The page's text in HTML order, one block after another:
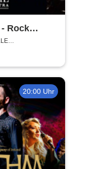
Rock
20:00 Uhr